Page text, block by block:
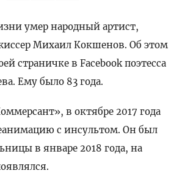
умер народный артист,
Михаил Кокшенов. Об этом
страничке в Facebook поэтесса
Ему было 83 года.
в октябре 2017 года
с инсультом. Он был
в январе 2018 года, на